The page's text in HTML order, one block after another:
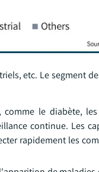
etc. Le segment
le diabète,
continue. Les
rapidement les